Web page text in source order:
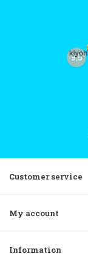
9,5
Customer service
My account
Information